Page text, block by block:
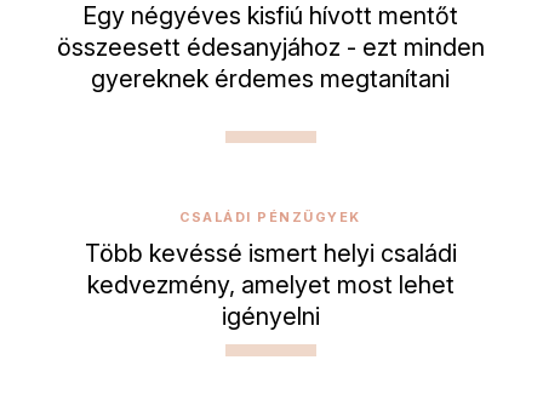
Egy négyéves kisfiú hívott mentőt
összeesett édesanyjához - ezt minden
gyereknek érdemes megtanítani
CSALÁDI PÉNZÜGYEK
Több kevéssé ismert helyi családi
kedvezmény, amelyet most lehet
igényelni